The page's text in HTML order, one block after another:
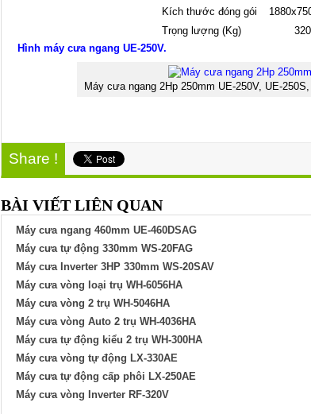
Kích thước đóng gói
Trọng lượng (Kg)
Hình máy cưa ngang UE-250V.
Máy cưa ngang 2Hp 250mm UE-250V, UE-
Share !
BÀI VIẾT LIÊN QUAN
Máy cưa ngang 460mm UE-460DSAG
Máy cưa tự động 330mm WS-20FAG
Máy cưa Inverter 3HP 330mm WS-20SAV
Máy cưa vòng loại trụ WH-6056HA
Máy cưa vòng 2 trụ WH-5046HA
Máy cưa vòng Auto 2 trụ WH-4036HA
Máy cưa tự động kiểu 2 trụ WH-300HA
Máy cưa vòng tự động LX-330AE
Máy cưa tự động cấp phôi LX-250AE
Máy cưa vòng Inverter RF-320V